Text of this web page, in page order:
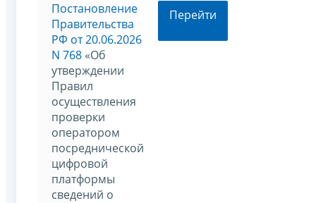
Постановление
Правительства
РФ от 20.06.2026
N 768 «Об
утверждении
Правил
осуществления
проверки
оператором
посреднической
цифровой
платформы
сведений о
Перейти